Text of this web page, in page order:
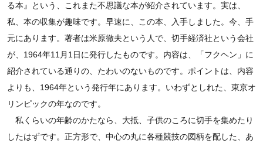
る本』という、これまた不思議な本が紹介されています。実は、
私、本の収集が趣味です。早速に、この本、入手しました。今、手
元にあります。著者は米原徹夫という人で、切手経済社という会社
が、1964年11月1日に発行したものです。内容は、「フクヘン」に
紹介されている通りの、たわいのないものです。ポイントは、内容
よりも、1964年という発行年にあります。いわずとしれた、東京オ
リンピックの年なのです。
私くらいの年齢のかたなら、大抵、子供のころに切手を集めたり
したはずです。正方形で、中心の丸に各種競技の図柄を配した、あ